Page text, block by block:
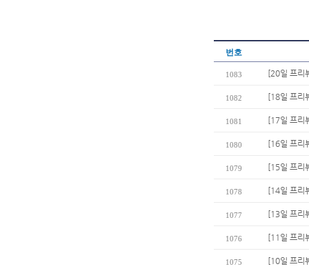
번호
1083 [20일 프리
1082 [18일 프리
1081 [17일 프리
1080 [16일 프리
1079 [15일 프리
1078 [14일 프리
1077 [13일 프리
1076 [11일 프리
1075 [10일 프리